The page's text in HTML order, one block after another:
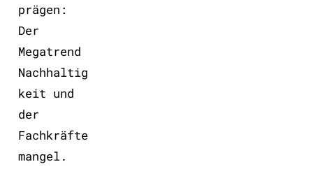
prägen:
Der
Megatrend
Nachhaltig
keit und
der
Fachkräfte
mangel.